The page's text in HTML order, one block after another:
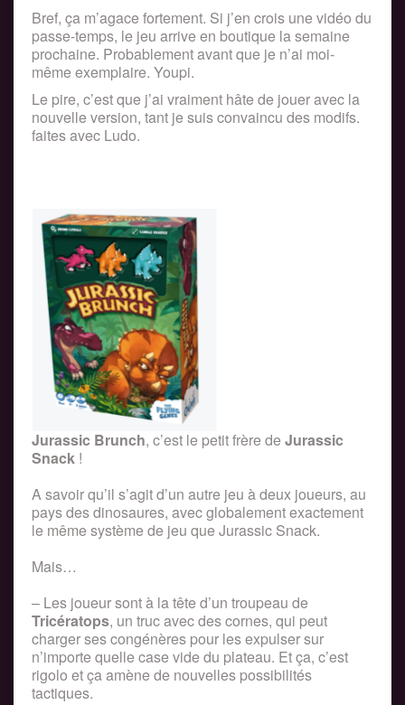
Bref, ça m’agace fortement. Si j’en crois une vidéo du
passe-temps, le jeu arrive en boutique la semaine
prochaine. Probablement avant que je n’ai moi-
même exemplaire. Youpi.
Le pire, c’est que j’ai vraiment hâte de jouer avec la
nouvelle version, tant je suis convaincu des modifs.
faites avec Ludo.
Jurassic Brunch, c’est le petit frère de Jurassic
Snack !
A savoir qu’il s’agit d’un autre jeu à deux joueurs, au
pays des dinosaures, avec globalement exactement
le même système de jeu que Jurassic Snack.
Mais…
– Les joueur sont à la tête d’un troupeau de
Tricératops, un truc avec des cornes, qui peut
charger ses congénères pour les expulser sur
n’importe quelle case vide du plateau. Et ça, c’est
rigolo et ça amène de nouvelles possibilités
tactiques.